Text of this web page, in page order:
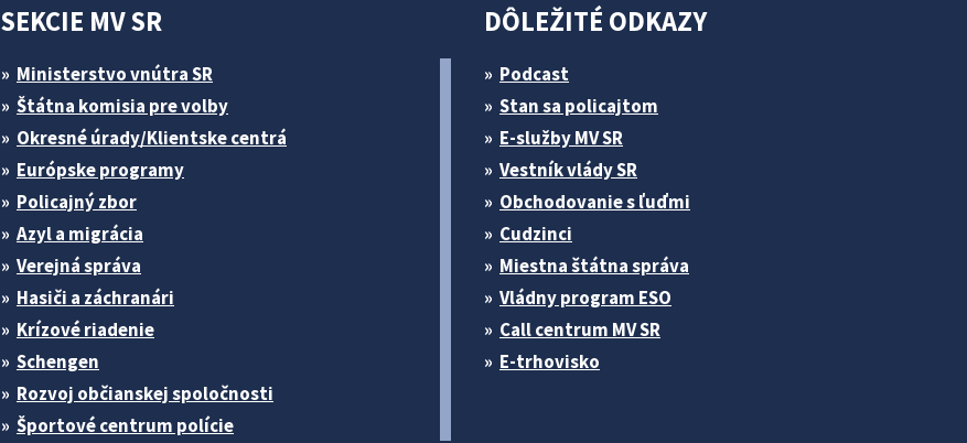
SEKCIE MV SR
Ministerstvo vnútra SR
Štátna komisia pre volby
Okresné úrady/Klientske centrá
Európske programy
Policajný zbor
Azyl a migrácia
Verejná správa
Hasiči a záchranári
Krízové riadenie
Schengen
Rozvoj občianskej spoločnosti
Športové centrum polície
DÔLEŽITÉ ODKAZY
Podcast
Stan sa policajtom
E-služby MV SR
Vestník vlády SR
Obchodovanie s ľuďmi
Cudzinci
Miestna štátna správa
Vládny program ESO
Call centrum MV SR
E-trhovisko